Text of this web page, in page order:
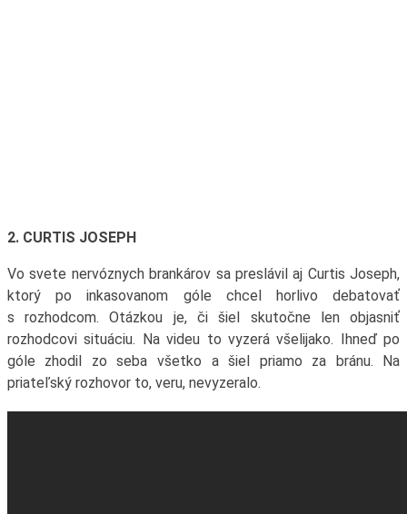
2. CURTIS JOSEPH
Vo svete nervóznych brankárov sa preslávil aj Curtis Joseph,
ktorý po inkasovanom góle chcel horlivo debatovať
s rozhodcom. Otázkou je, či šiel skutočne len objasniť
rozhodcovi situáciu. Na videu to vyzerá všelijako. Ihneď po
góle zhodil zo seba všetko a šiel priamo za bránu. Na
priateľský rozhovor to, veru, nevyzeralo.